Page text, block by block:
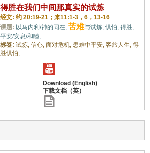
得胜在我们中间那真实的试炼
经文: 约 20:19-21；来11:1-3，6，13-16
课题: 以马内利/神的同在, 苦难与试炼,惧怕, 得胜,
平安/安息/和睦,
标签: 试炼, 信心, 面对危机, 患难中平安, 客旅人生, 得
胜惧怕,